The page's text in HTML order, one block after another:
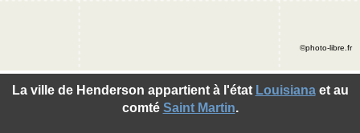
La ville de Henderson appartient à l'état Louisianaet au
comté Saint Martin.
©photo-libre.fr